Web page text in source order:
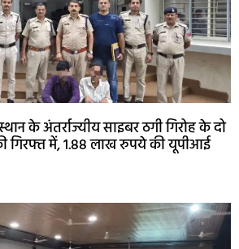
के अंतर्राज्यीय साइबर ठगी गिरोह के दो
गिरफ्त में, 1.88 लाख रुपये की यूपीआई